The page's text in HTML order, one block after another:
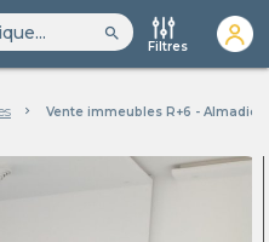
search
Filtres
Vente immeubles R+6 - Almadies